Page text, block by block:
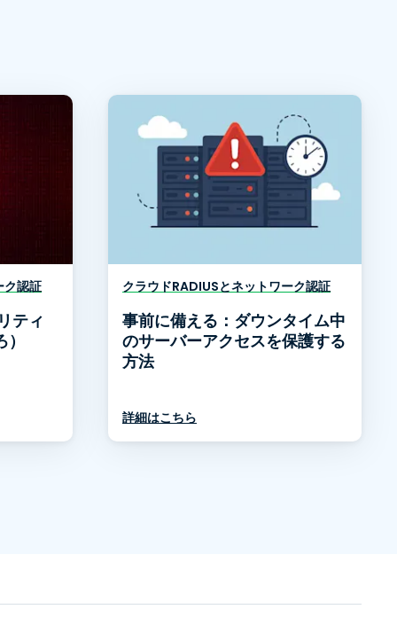
ク認証
ティ
クラウドRADIUSとネットワーク認証
事前に備える：ダウンタイム中
のサーバーアクセスを保護する
方法
詳細はこちら